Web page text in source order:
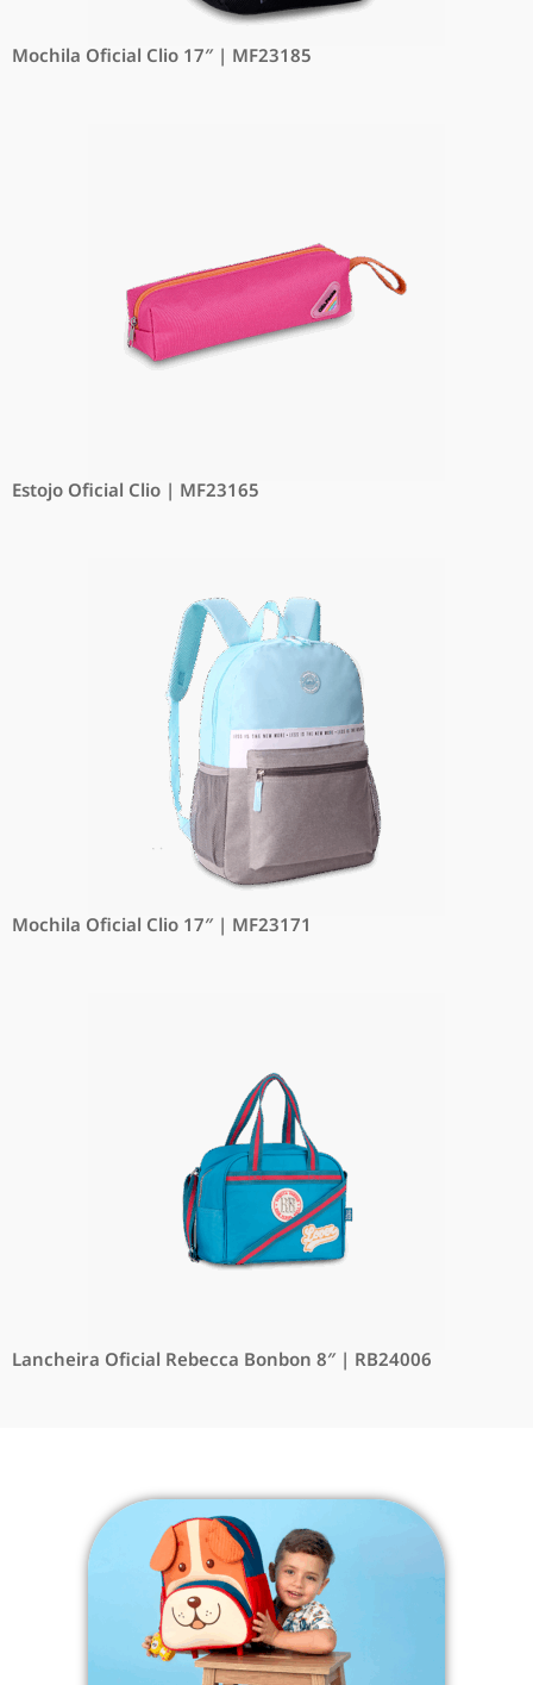
Mochila Oficial Clio 17″ | MF23185
Estojo Oficial Clio | MF23165
Mochila Oficial Clio 17″ | MF23171
Lancheira Oficial Rebecca Bonbon 8″ | RB24006